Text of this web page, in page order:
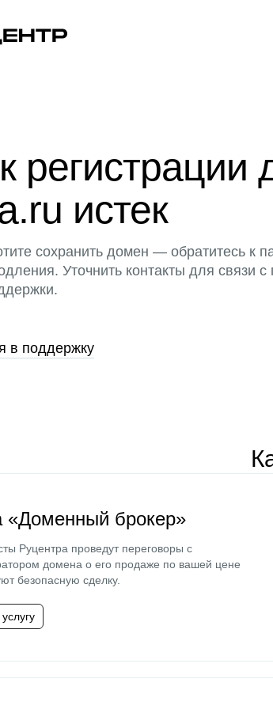
регистрации
истек
сохранить домен — обратитесь к
Уточнить контакты для связи
в поддержку
«Доменный брокер»
Руцентра проведут переговоры с
домена о его продаже по вашей цене
безопасную сделку.